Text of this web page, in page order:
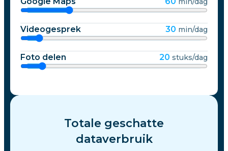
Videogesprek 30 min/dag
Foto delen 20 stuks/dag
Totale geschatte
dataverbruik